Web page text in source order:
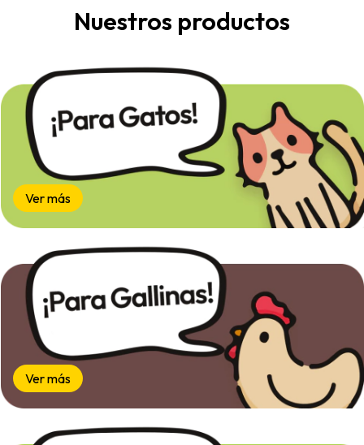
Nuestros productos
Ver más
Ver más